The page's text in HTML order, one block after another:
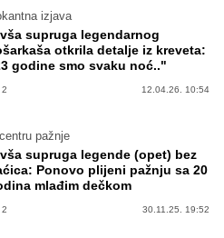
izjava
supruga legendarnog
otkrila detalje iz kreveta:
godine smo svaku noć.."
2 12.04.26. 10:54
pažnje
supruga legende (opet) bez
Ponovo plijeni pažnju sa 20
mlađim dečkom
2 30.11.25. 19:52